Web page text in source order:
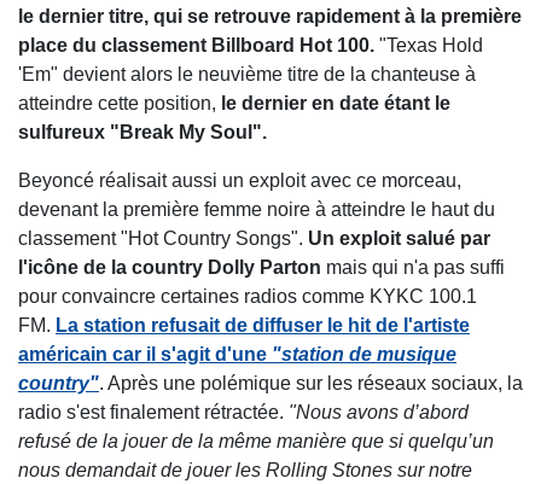
le dernier titre, qui se retrouve rapidement à la première
place du classement Billboard Hot 100. "Texas Hold
'Em" devient alors le neuvième titre de la chanteuse à
atteindre cette position, le dernier en date étant le
sulfureux "Break My Soul".
Beyoncé réalisait aussi un exploit avec ce morceau,
devenant la première femme noire à atteindre le haut du
classement "Hot Country Songs". Un exploit salué par
l'icône de la country Dolly Parton mais qui n'a pas suffi
pour convaincre certaines radios comme KYKC 100.1
FM. La station refusait de diffuser le hit de l'artiste
américain car il s'agit d'une "station de musique
country". Après une polémique sur les réseaux sociaux, la
radio s'est finalement rétractée. "Nous avons d’abord
refusé de la jouer de la même manière que si quelqu’un
nous demandait de jouer les Rolling Stones sur notre